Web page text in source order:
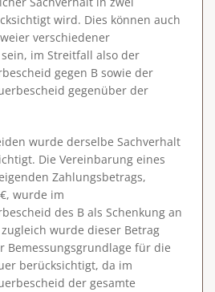
wird. Dies können auch
verschiedener
im Streitfall also der
gegen B sowie der
gegenüber der
wurde derselbe Sachverhalt
Die Vereinbarung eines
Zahlungsbetrags,
wurde im
des B als Schenkung an
wurde dieser Betrag
Bemessungsgrundlage für die
berücksichtigt, da im
der gesamte